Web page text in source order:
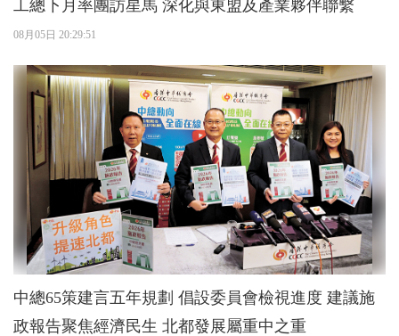
工總下月率團訪星馬 深化與東盟及產業夥伴聯繫
08月05日 20:29:51
中總65策建言五年規劃 倡設委員會檢視進度 建議施
政報告聚焦經濟民生 北都發展屬重中之重